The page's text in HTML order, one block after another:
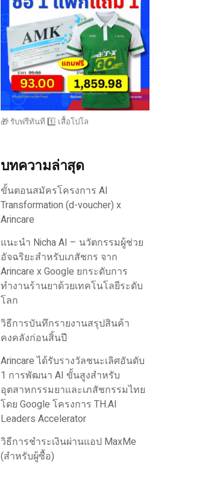
🎁 รับฟรีทันที 1️⃣ เสื้อโปโล
บทความล่าสุด
ขั้นตอนสมัครโครงการ AI
Transformation (d-voucher) x
Arincare
แนะนำ Nicha AI – นวัตกรรมผู้ช่วย
อัจฉริยะสำหรับเภสัชกร จาก
Arincare x Google ยกระดับการ
ทำงานร้านยาด้วยเทคโนโลยีระดับ
โลก
วิธีการบันทึกรายงานสรุปสินค้า
คงคลังก่อนสิ้นปี
Arincare ได้รับรางวัลชนะเลิศอันดับ
1 การพัฒนา AI ขั้นสูงสำหรับ
อุตสาหกรรมยาและเภสัชกรรมไทย
โดย Google โครงการ TH.AI
Leaders Accelerator
วิธีการชำระเงินผ่านแอป MaxMe
(สำหรับผู้ซื้อ)